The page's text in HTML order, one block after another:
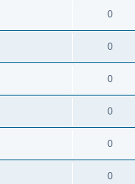
0
0
0
0
0
0